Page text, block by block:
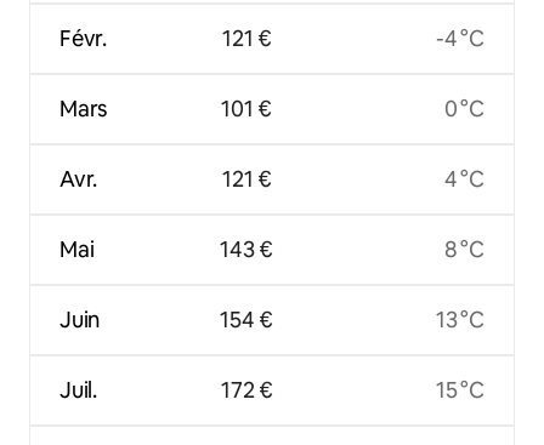
Févr.
Mars
Avr.
Mai
Juin
Juil.
121 €
101 €
121 €
143 €
154 €
172 €
-4 °C
0 °C
4 °C
8 °C
13 °C
15 °C